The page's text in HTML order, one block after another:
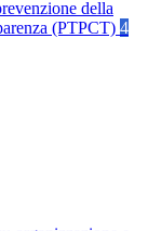
della
(PTPCT) 4